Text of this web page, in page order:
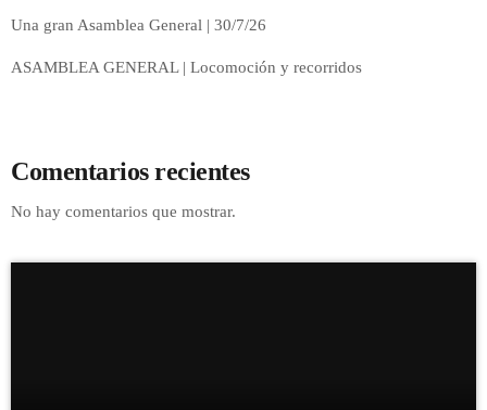
Una gran Asamblea General | 30/7/26
ASAMBLEA GENERAL | Locomoción y recorridos
Comentarios recientes
No hay comentarios que mostrar.